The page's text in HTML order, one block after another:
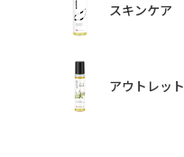
スキンケア
アウトレット